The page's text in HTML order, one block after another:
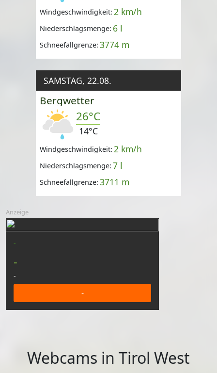
Windgeschwindigkeit: 2 km/h
Niederschlagsmenge: 6 l
Schneefallgrenze: 3774 m
SAMSTAG, 22.08.
Bergwetter
26°C
14°C
Windgeschwindigkeit: 2 km/h
Niederschlagsmenge: 7 l
Schneefallgrenze: 3711 m
Anzeige
-
-
-
-
Webcams in Tirol West